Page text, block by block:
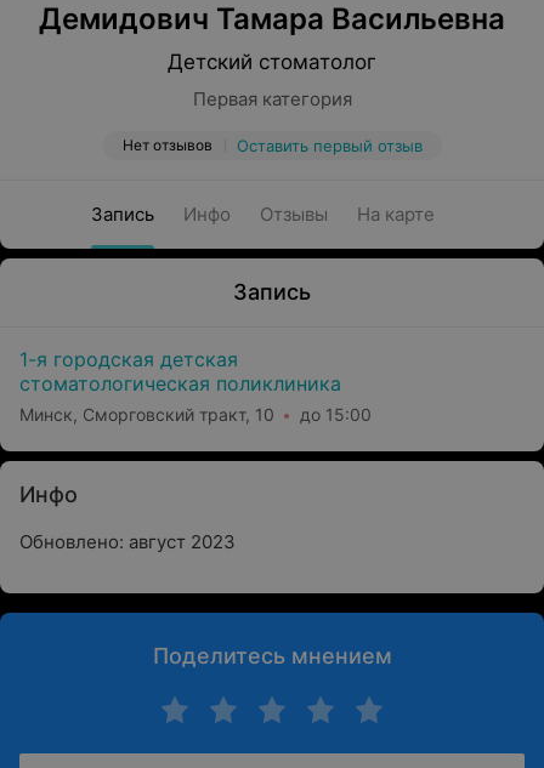
Демидович Тамара Васильевна
Детский стоматолог
Первая категория
Нет отзывов Оставить первый отзыв
Запись Инфо Отзывы На карте
Запись
1-я городская детская
стоматологическая поликлиника
Минск, Сморговский тракт, 10 до 15:00
Инфо
Обновлено: август 2023
Поделитесь мнением